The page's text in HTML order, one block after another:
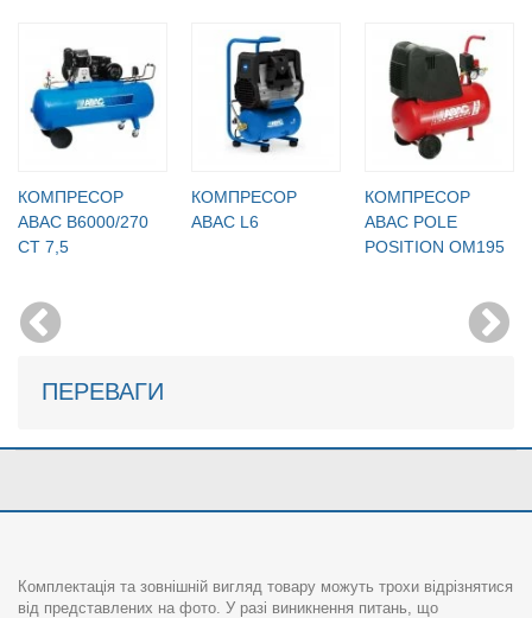
КОМПРЕСОР
ABAC B6000/270
CT 7,5
КОМПРЕСОР
ABAC L6
КОМПРЕСОР
ABAC POLE
POSITION OM195
ПЕРЕВАГИ
Комплектація та зовнішній вигляд товару можуть трохи відрізнятися
від представлених на фото. У разі виникнення питань, що